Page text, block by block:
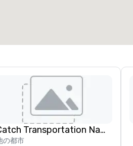
Catch Transportation Nationwide
の都市